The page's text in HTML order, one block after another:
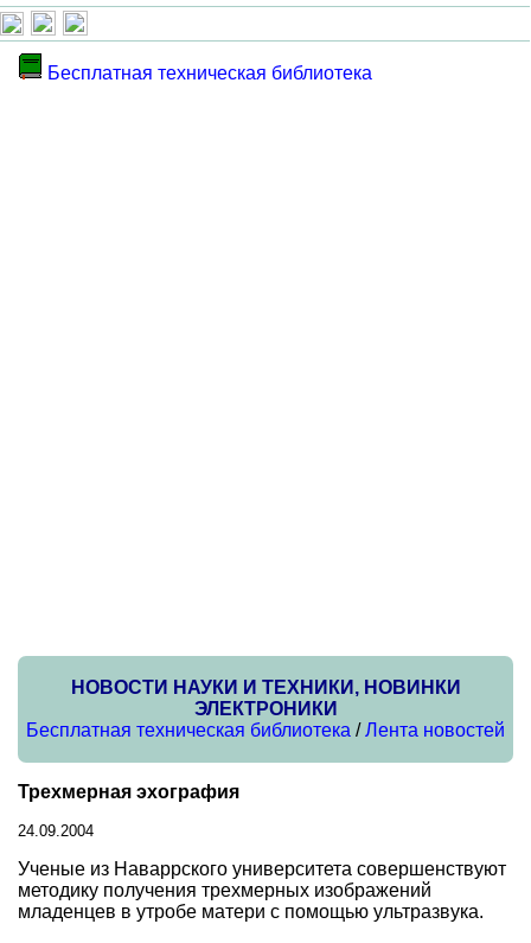
Бесплатная техническая библиотека
НОВОСТИ НАУКИ И ТЕХНИКИ, НОВИНКИ
ЭЛЕКТРОНИКИ
Бесплатная техническая библиотека /Лента новостей
Трехмерная эхография
24.09.2004
Ученые из Наваррского университета совершенствуют
методику получения трехмерных изображений
младенцев в утробе матери с помощью ультразвука.